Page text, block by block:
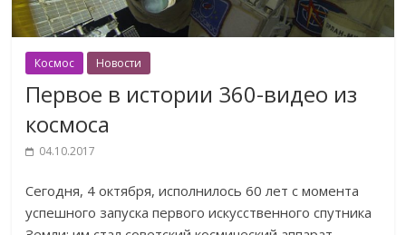
Космос Новости
Первое в истории 360-видео из
космоса
04.10.2017
Сегодня, 4 октября, исполнилось 60 лет с момента
успешного запуска первого искусственного спутника